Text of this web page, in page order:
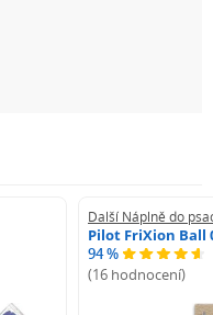
Další Náplně do
Pilot FriXion Ball
94 %
(16 hodnocení)